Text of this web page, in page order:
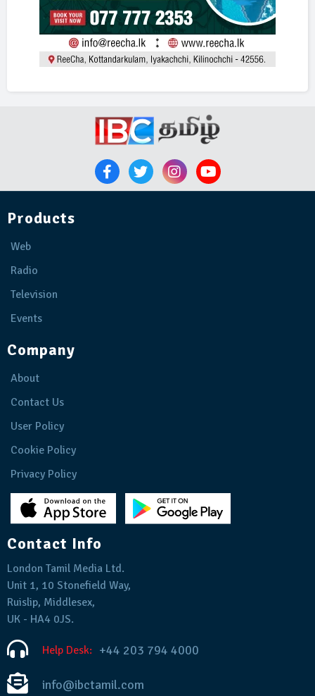
Products
Web
Radio
Television
Events
Company
About
Contact Us
User Policy
Cookie Policy
Privacy Policy
Contact Info
London Tamil Media Ltd.
Unit 1, 10 Stonefield Way,
Ruislip, Middlesex,
UK - HA4 0JS.
Help Desk: +44 203 794 4000
info@ibctamil.com